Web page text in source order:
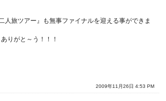
旅ツアー』も無事ファイナルを迎える事ができま
りがと～う！！！
2009年11月26日 4:53 PM